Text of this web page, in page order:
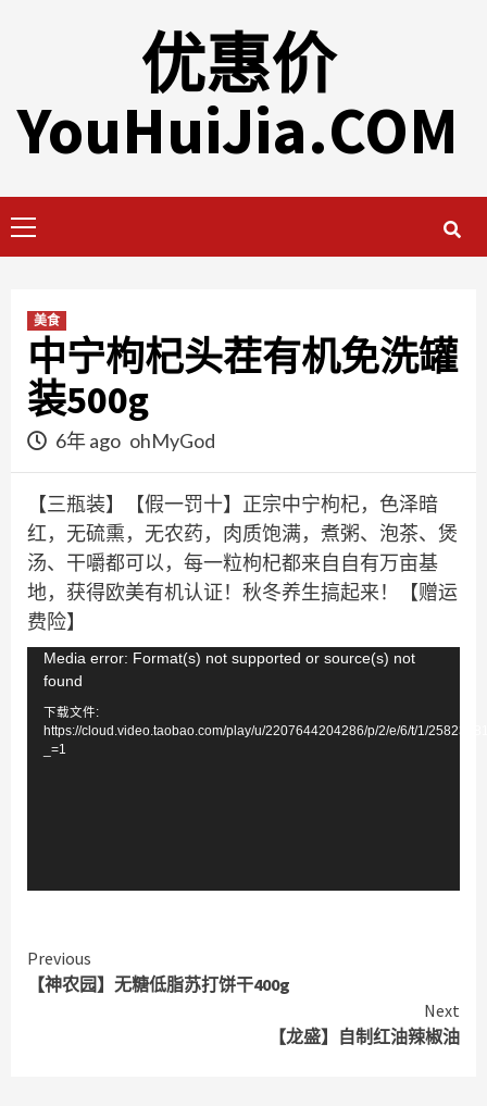
优惠价
YouHuiJia.COM
Menu
美食
中宁枸杞头茬有机免洗罐
装500g
6年 ago ohMyGod
【三瓶装】【假一罚十】正宗中宁枸杞，色泽暗
红，无硫熏，无农药，肉质饱满，煮粥、泡茶、煲
汤、干嚼都可以，每一粒枸杞都来自自有万亩基
地，获得欧美有机认证！秋冬养生搞起来！【赠运
费险】
视
频
Media error: Format(s) not supported or source(s) not
found
下载文件:
https://cloud.video.taobao.com/play/u/2207644204286/p/2/e/6/t/1/
_=1
Continue
Reading
Previous
【神农园】无糖低脂苏打饼干400g
Next
【龙盛】自制红油辣椒油